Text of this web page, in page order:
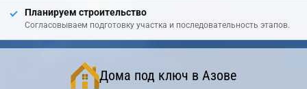
Планируем строительство
Согласовываем подготовку участка и последовательность этапов.
Дома под ключ в Азове